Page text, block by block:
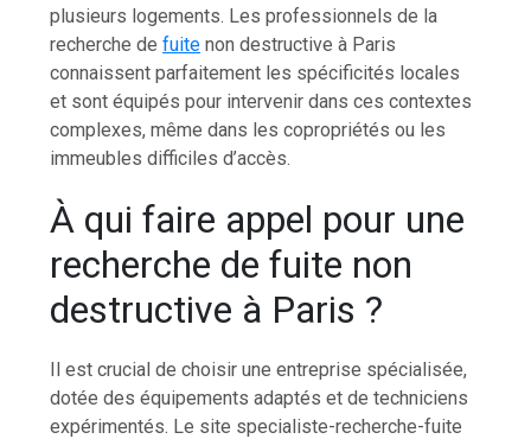
plusieurs logements. Les professionnels de la
recherche defuite non destructive à Paris
connaissent parfaitement les spécificités locales
et sont équipés pour intervenir dans ces contextes
complexes, même dans les copropriétés ou les
immeubles difficiles d’accès.
À qui faire appel pour une
recherche de fuite non
destructive à Paris ?
Il est crucial de choisir une entreprise spécialisée,
dotée des équipements adaptés et de techniciens
expérimentés. Le site specialiste-recherche-fuite